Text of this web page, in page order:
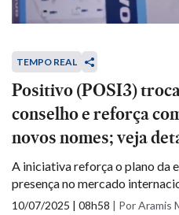
TEMPO REAL
Positivo (POSI3)
conselho e reforça
novos nomes; veja
A iniciativa reforça o plano da
presença no mercado
10/07/2025 | 08h58 | Por Aramis